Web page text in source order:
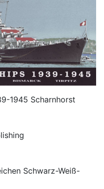
1945 Scharnhorst
Schwarz-Weiß-